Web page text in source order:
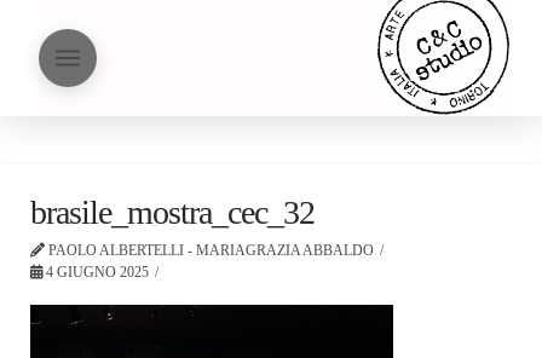
brasile_mostra_cec_32
PAOLO ALBERTELLI - MARIAGRAZIA ABBALDO
4 GIUGNO 2025